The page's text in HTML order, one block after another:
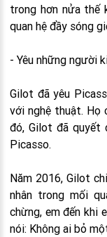
trong hơn nửa thế
quan hệ đầy sóng
- Yêu những người
Gilot đã yêu
với nghệ thuật. Họ
đó, Gilot đã quyết
Picasso.
Năm 2016, Gilot
nhân trong mối
chừng, em đến khi
nói: Không ai bỏ